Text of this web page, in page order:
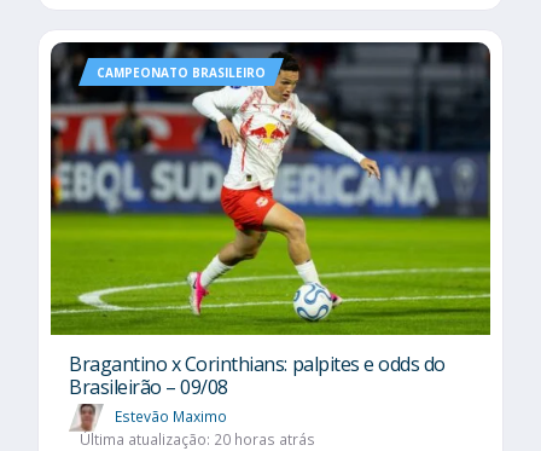
CAMPEONATO BRASILEIRO
Bragantino x Corinthians: palpites e odds do
Brasileirão – 09/08
Estevão Maximo
Última atualização: 20 horas atrás